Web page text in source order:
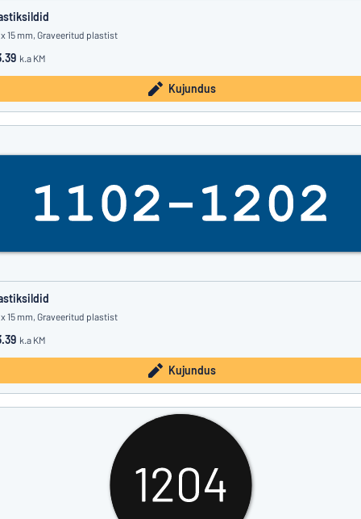
15 mm, Graveeritud plastist
k.a KM
Kujundus
15 mm, Graveeritud plastist
k.a KM
Kujundus